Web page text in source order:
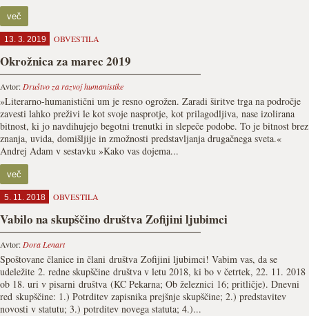
več
13. 3. 2019 OBVESTILA
Okrožnica za marec 2019
Avtor: Društvo za razvoj humanistike
»Literarno-humanistični um je resno ogrožen. Zaradi širitve trga na področje
zavesti lahko preživi le kot svoje nasprotje, kot prilagodljiva, nase izolirana
bitnost, ki jo navdihujejo begotni trenutki in slepeče podobe. To je bitnost brez
znanja, uvida, domišljije in zmožnosti predstavljanja drugačnega sveta.«
Andrej Adam v sestavku »Kako vas dojema...
več
5. 11. 2018 OBVESTILA
Vabilo na skupščino društva Zofijini ljubimci
Avtor: Dora Lenart
Spoštovane članice in člani društva Zofijini ljubimci! Vabim vas, da se
udeležite 2. redne skupščine društva v letu 2018, ki bo v četrtek, 22. 11. 2018
ob 18. uri v pisarni društva (KC Pekarna; Ob železnici 16; pritličje). Dnevni
red skupščine: 1.) Potrditev zapisnika prejšnje skupščine; 2.) predstavitev
novosti v statutu; 3.) potrditev novega statuta; 4.)...